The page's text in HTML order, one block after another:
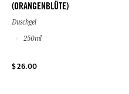
(ORANGENBLÜTE)
Duschgel
250ml
$ 26.00